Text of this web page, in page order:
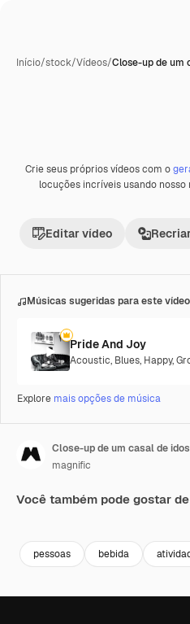
Início/stock/Vídeos/Close-up de um
Crie seus próprios vídeos com o
locuções incríveis usando nosso
Editar vídeo
Músicas sugeridas para este vídeo
Pride And Joy
Acoustic, Blues, Happy,
Explore mais opções de música
magnific
Você também pode gostar de
pessoas bebida